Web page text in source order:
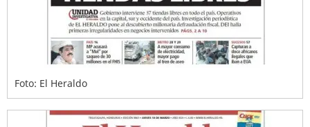
Foto: El Heraldo